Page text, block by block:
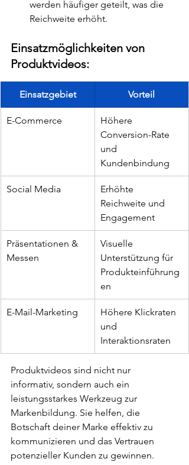
werden häufiger geteilt, was die
Reichweite erhöht.
Einsatzmöglichkeiten von
Produktvideos:
Einsatzgebiet Vorteil
E-Commerce
Höhere
Conversion-Rate
und
Kundenbindung
Social Media
Erhöhte
Reichweite und
Engagement
Präsentationen &
Messen
Visuelle
Unterstützung für
Produkteinführung
en
E-Mail-Marketing
Höhere Klickraten
und
Interaktionsraten
Produktvideos sind nicht nur
informativ, sondern auch ein
leistungsstarkes Werkzeug zur
Markenbildung. Sie helfen, die
Botschaft deiner Marke effektiv zu
kommunizieren und das Vertrauen
potenzieller Kunden zu gewinnen.